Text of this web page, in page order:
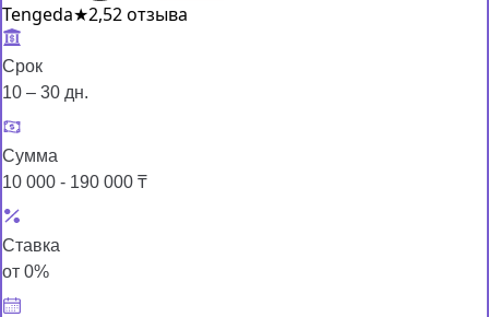
Tengeda★2,52 отзыва
Срок
10 – 30 дн.
Сумма
10 000 - 190 000 ₸
Ставка
от 0%